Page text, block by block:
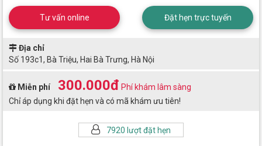
7920 lượt đặt hẹn
Tư vấn online Đặt hẹn trực tuyến
Địa chỉ
Số 193c1, Bà Triệu, Hai Bà Trưng, Hà Nội
Miễn phí 300.000đ Phí khám lâm sàng
Chỉ áp dụng khi đặt hẹn và có mã khám ưu tiên!